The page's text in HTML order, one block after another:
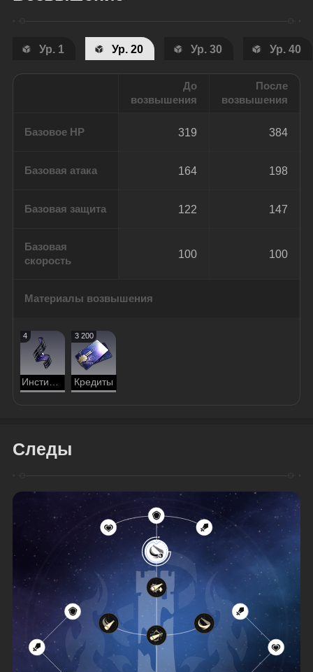
Ур. 1 Ур. 20 Ур. 30 Ур. 40
До
возвышения
После
возвышения
Базовое HP 319 384
Базовая атака 164 198
Базовая защита 122 147
Базовая
скорость
100 100
Материалы возвышения
4
Инстинкт вора
3 200
Кредиты
Следы